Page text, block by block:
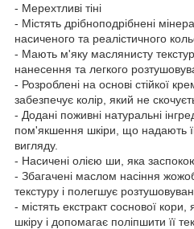
- Мерехтливі тіні
- Містять дрібноподрібнені
насиченого та реалістичного
- Мають м'яку маслянисту
нанесення та легкого
- Розроблені на основі стійкої
забезпечує колір, який не
- Додані поживні натуральні
пом'якшення шкіри, що надають
вигляду.
- Насичені олією ши, яка
- Збагачені маслом насіння
текстуру і полегшує
- містять екстракт соснової
шкіру і допомагає поліпшити її